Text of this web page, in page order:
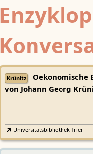
Krünitz
Oekonomische
von Johann Georg
Universitätsbibliothek Trier